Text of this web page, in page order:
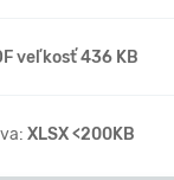
veľkosť 436 KB
XLSX <200KB